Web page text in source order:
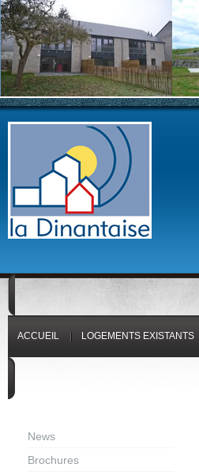
ACCUEIL LOGEMENTS EXISTANTS
News
Brochures